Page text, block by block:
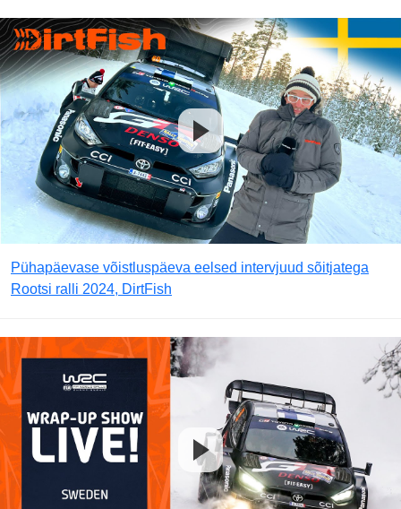
Pühapäevase võistluspäeva eelsed intervjuud sõitjatega
Rootsi ralli 2024, DirtFish